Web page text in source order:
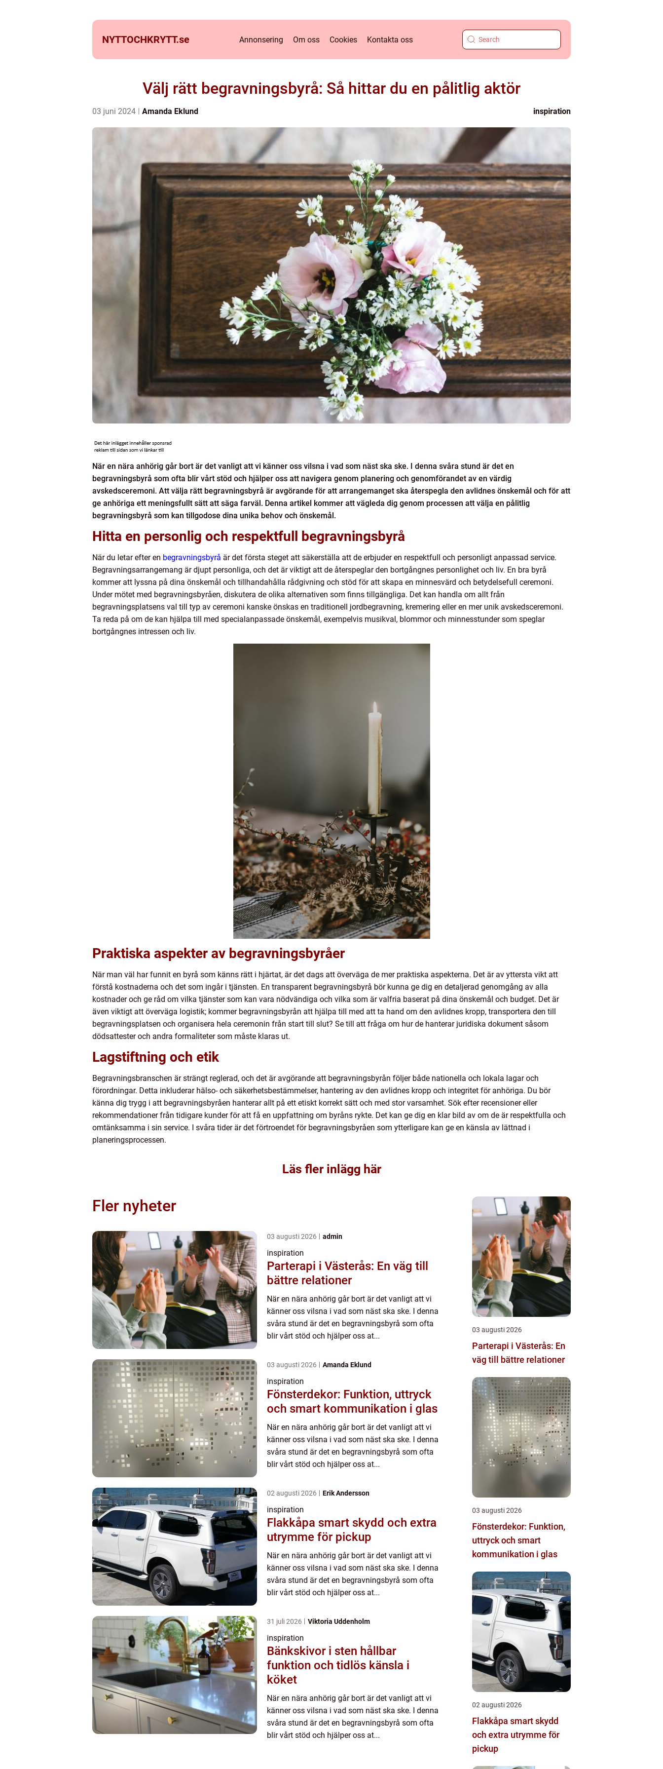
NYTTOCHKRYTT.se Annonsering Om oss Cookies Kontakta oss
Välj rätt begravningsbyrå: Så hittar du en pålitlig aktör
03 juni 2024 Amanda Eklund inspiration
När en nära anhörig går bort är det vanligt att vi känner oss vilsna i vad som näst ska ske. I denna svåra stund är det en
begravningsbyrå som ofta blir vårt stöd och hjälper oss att navigera genom planering och genomförandet av en värdig
avskedsceremoni. Att välja rätt begravningsbyrå är avgörande för att arrangemanget ska återspegla den avlidnes önskemål och för att
ge anhöriga ett meningsfullt sätt att säga farväl. Denna artikel kommer att vägleda dig genom processen att välja en pålitlig
begravningsbyrå som kan tillgodose dina unika behov och önskemål.
Hitta en personlig och respektfull begravningsbyrå
När du letar efter en begravningsbyrå är det första steget att säkerställa att de erbjuder en respektfull och personligt anpassad service.
Begravningsarrangemang är djupt personliga, och det är viktigt att de återspeglar den bortgångnes personlighet och liv. En bra byrå
kommer att lyssna på dina önskemål och tillhandahålla rådgivning och stöd för att skapa en minnesvärd och betydelsefull ceremoni.
Under mötet med begravningsbyråen, diskutera de olika alternativen som finns tillgängliga. Det kan handla om allt från
begravningsplatsens val till typ av ceremoni kanske önskas en traditionell jordbegravning, kremering eller en mer unik avskedsceremoni.
Ta reda på om de kan hjälpa till med specialanpassade önskemål, exempelvis musikval, blommor och minnesstunder som speglar
bortgångnes intressen och liv.
Praktiska aspekter av begravningsbyråer
När man väl har funnit en byrå som känns rätt i hjärtat, är det dags att överväga de mer praktiska aspekterna. Det är av yttersta vikt att
förstå kostnaderna och det som ingår i tjänsten. En transparent begravningsbyrå bör kunna ge dig en detaljerad genomgång av alla
kostnader och ge råd om vilka tjänster som kan vara nödvändiga och vilka som är valfria baserat på dina önskemål och budget. Det är
även viktigt att överväga logistik; kommer begravningsbyrån att hjälpa till med att ta hand om den avlidnes kropp, transportera den till
begravningsplatsen och organisera hela ceremonin från start till slut? Se till att fråga om hur de hanterar juridiska dokument såsom
dödsattester och andra formaliteter som måste klaras ut.
Lagstiftning och etik
Begravningsbranschen är strängt reglerad, och det är avgörande att begravningsbyrån följer både nationella och lokala lagar och
förordningar. Detta inkluderar hälso- och säkerhetsbestämmelser, hantering av den avlidnes kropp och integritet för anhöriga. Du bör
känna dig trygg i att begravningsbyråen hanterar allt på ett etiskt korrekt sätt och med stor varsamhet. Sök efter recensioner eller
rekommendationer från tidigare kunder för att få en uppfattning om byråns rykte. Det kan ge dig en klar bild av om de är respektfulla och
omtänksamma i sin service. I svåra tider är det förtroendet för begravningsbyråen som ytterligare kan ge en känsla av lättnad i
planeringsprocessen.
Läs fler inlägg här
Fler nyheter
03 augusti 2026 admin
inspiration
Parterapi i Västerås: En väg till
bättre relationer
När en nära anhörig går bort är det vanligt att vi
känner oss vilsna i vad som näst ska ske. I denna
svåra stund är det en begravningsbyrå som ofta
blir vårt stöd och hjälper oss at...
03 augusti 2026 Amanda Eklund
inspiration
Fönsterdekor: Funktion, uttryck
och smart kommunikation i glas
När en nära anhörig går bort är det vanligt att vi
känner oss vilsna i vad som näst ska ske. I denna
svåra stund är det en begravningsbyrå som ofta
blir vårt stöd och hjälper oss at...
02 augusti 2026 Erik Andersson
inspiration
Flakkåpa smart skydd och extra
utrymme för pickup
När en nära anhörig går bort är det vanligt att vi
känner oss vilsna i vad som näst ska ske. I denna
svåra stund är det en begravningsbyrå som ofta
blir vårt stöd och hjälper oss at...
31 juli 2026 Viktoria Uddenholm
inspiration
Bänkskivor i sten hållbar
funktion och tidlös känsla i
köket
När en nära anhörig går bort är det vanligt att vi
känner oss vilsna i vad som näst ska ske. I denna
svåra stund är det en begravningsbyrå som ofta
blir vårt stöd och hjälper oss at...
03 augusti 2026
Parterapi i Västerås: En
väg till bättre relationer
03 augusti 2026
Fönsterdekor: Funktion,
uttryck och smart
kommunikation i glas
02 augusti 2026
Flakkåpa smart skydd
och extra utrymme för
pickup